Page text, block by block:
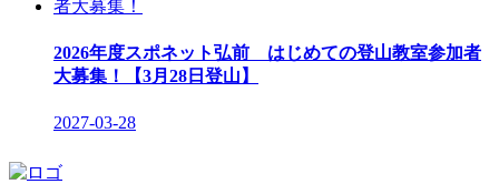
2026年度スポネット弘前 はじめての登山教室参加者
大募集！【3月28日登山】
2027-03-28